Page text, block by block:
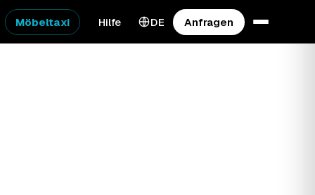
Möbeltaxi Hilfe DE Anfragen